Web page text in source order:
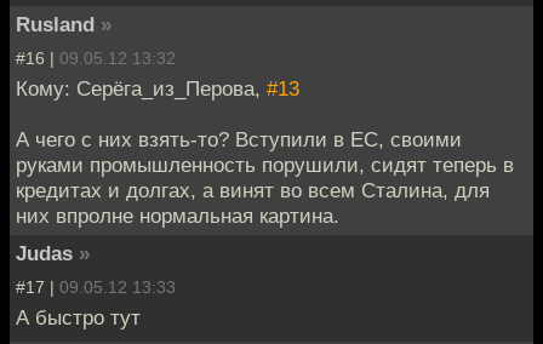
Rusland »
#16 | 09.05.12 13:32
Кому: Серёга_из_Перова, #13
А чего с них взять-то? Вступили в ЕС, своими
руками промышленность порушили, сидят теперь в
кредитах и долгах, а винят во всем Сталина, для
них впролне нормальная картина.
Judas »
#17 | 09.05.12 13:33
А быстро тут